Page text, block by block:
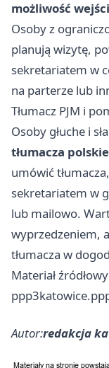
możliwość
Osoby z
planują wizytę,
sekretariatem w
na parterze lub
Tłumacz PJM i
Osoby głuche i
tłumacza
umówić
sekretariatem w
lub mailowo.
wyprzedzeniem,
tłumacza w
Materiał
Autor:redakcja